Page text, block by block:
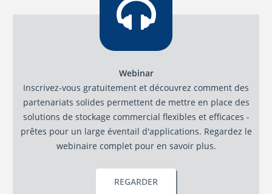
Webinar
Inscrivez-vous gratuitement et découvrez comment des
partenariats solides permettent de mettre en place des
solutions de stockage commercial flexibles et efficaces -
prêtes pour un large éventail d'applications. Regardez le
webinaire complet pour en savoir plus.
REGARDER